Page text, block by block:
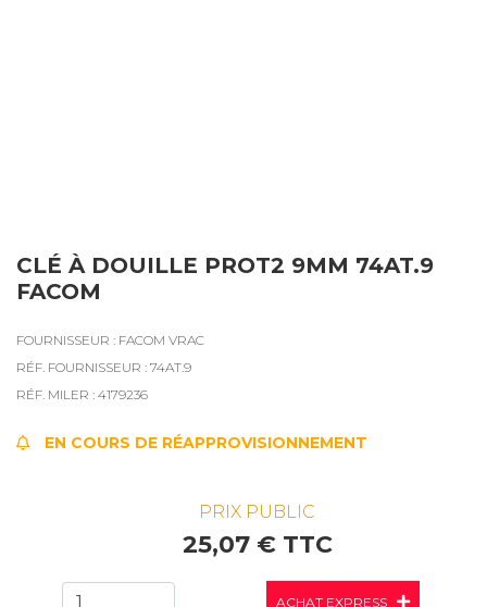
CLÉ À DOUILLE PROT2 9MM 74AT.9
FACOM
FOURNISSEUR : FACOM VRAC
RÉF. FOURNISSEUR : 74AT.9
RÉF. MILER : 4179236
EN COURS DE RÉAPPROVISIONNEMENT
PRIX PUBLIC
25,07 € TTC
ACHAT EXPRESS